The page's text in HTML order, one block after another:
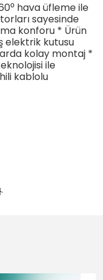
hava üfleme ile
sayesinde
konforu * Ürün
elektrik kutusu
kolay montaj *
ile
kablolu